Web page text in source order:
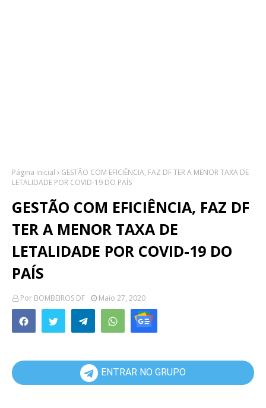
Página inicial
GESTÃO COM EFICIÊNCIA, FAZ DF TER A MENOR TAXA DE
LETALIDADE POR COVID-19 DO PAÍS
GESTÃO COM EFICIÊNCIA, FAZ DF
TER A MENOR TAXA DE
LETALIDADE POR COVID-19 DO
PAÍS
Por BOMBEIROS DF Maio 27, 2020
ENTRAR NO GRUPO